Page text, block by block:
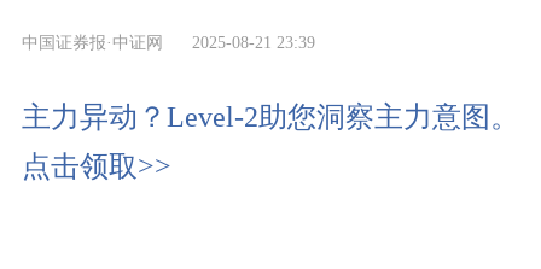
中国证券报·中证网 2025-08-21 23:39
主力异动？Level-2助您洞察主力意图。
点击领取>>